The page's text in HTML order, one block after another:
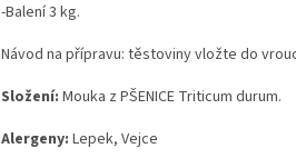
-Balení 3 kg.
Návod na přípravu: těstoviny vložte do
Složení: Mouka z PŠENICE Triticum durum.
Alergeny: Lepek, Vejce